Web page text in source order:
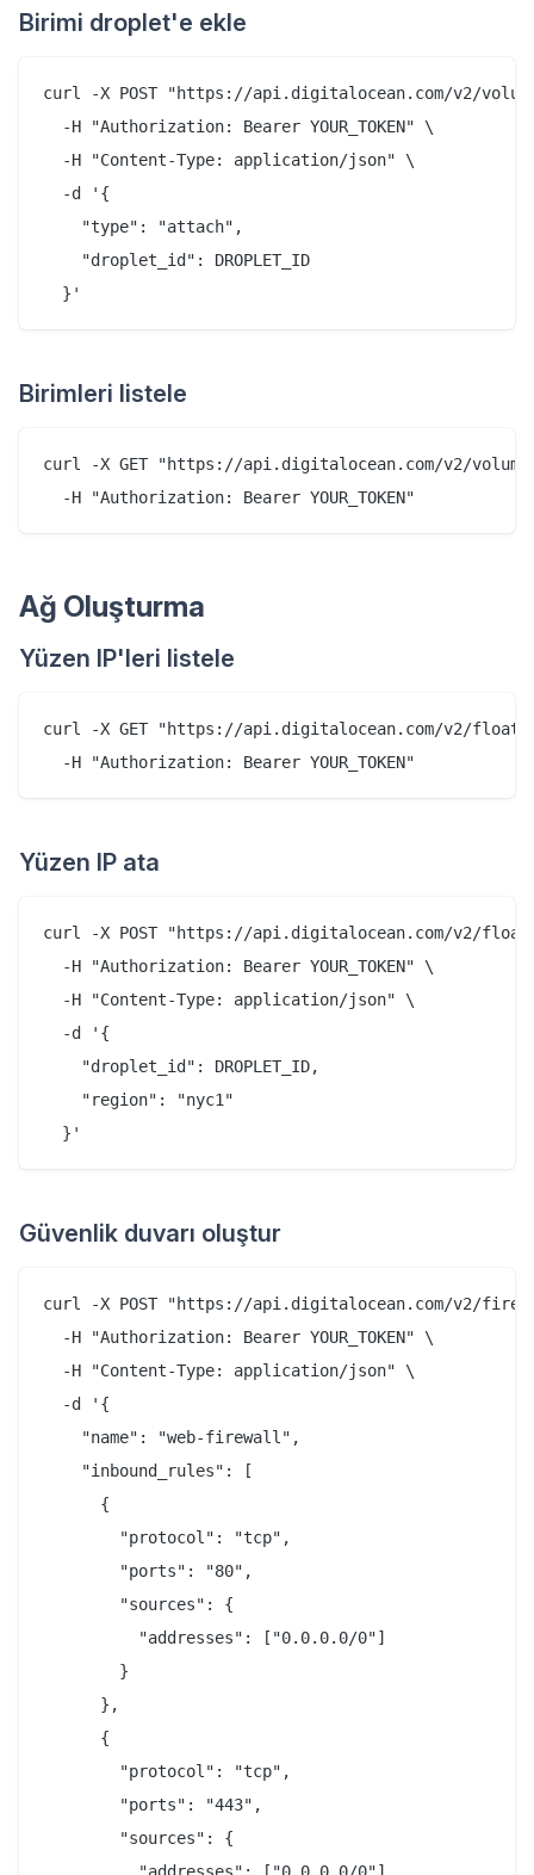
Birimi droplet'e ekle
curl -X POST "https://api.digitalocean.com/v2/
  -H "Authorization: Bearer YOUR_TOKEN" \
  -H "Content-Type: application/json" \
  -d '{
    "type": "attach",
    "droplet_id": DROPLET_ID
Birimleri listele
curl -X GET "https://api.digitalocean.com/v2/
Ağ Oluşturma
Yüzen IP'leri listele
curl -X GET "https://api.digitalocean.com/v2/
Yüzen IP ata
curl -X POST "https://api.digitalocean.com/v2/
  -H "Authorization: Bearer YOUR_TOKEN" \
  -H "Content-Type: application/json" \
  -d '{
    "droplet_id": DROPLET_ID,
    "region": "nyc1"
Güvenlik duvarı oluştur
curl -X POST "https://api.digitalocean.com/v2/
  -H "Authorization: Bearer YOUR_TOKEN" \
  -H "Content-Type: application/json" \
  -d '{
    "name": "web-firewall",
    "inbound_rules": [
      {
        "protocol": "tcp",
        "ports": "80",
        "sources": {
          "addresses": ["0.0.0.0/0"]
        }
      },
      {
        "protocol": "tcp",
        "ports": "443",
        "sources": {